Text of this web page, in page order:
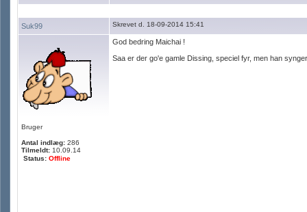
Suk99 Skrevet d. 18-09-2014 15:41
Bruger
Antal indlæg: 286
Tilmeldt: 10.09.14
Status: Offline
God bedring Maichai !
Saa er der go'e gamle Dissing, speciel fyr, men han